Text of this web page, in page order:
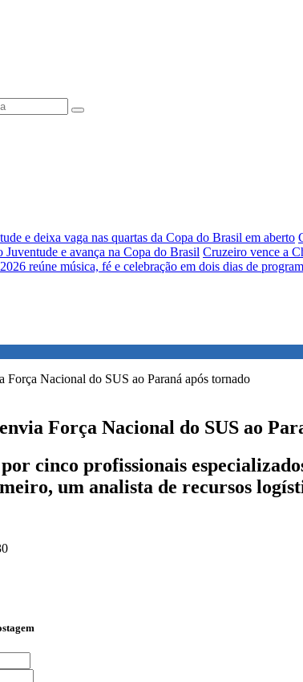
e deixa vaga nas quartas da Copa do Brasil em aberto
e avança na Copa do Brasil Cruzeiro vence a
reúne música, fé e celebração em dois dias de
Força Nacional do SUS ao
cinco profissionais
um analista de recursos